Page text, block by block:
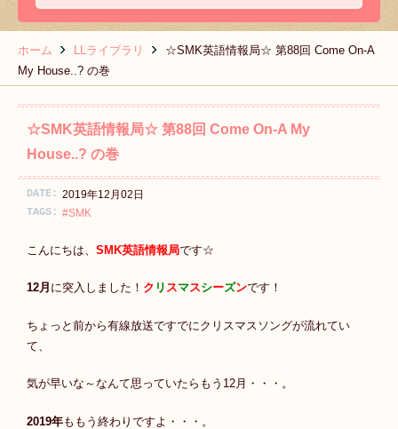
ホーム LLライブラリ
☆SMK英語情報局☆ 第88回 Come On-A
My House..? の巻
☆SMK英語情報局☆ 第88回 Come On-A My
House..? の巻
DATE: 2019年12月02日
TAGS: #SMK
こんにちは、 SMK英語情報局です☆
12月 に突入しました！ ク リ スマスシーズンです！
ちょっと前から有線放送ですでにクリスマスソングが流れてい
て、
気が早いな～なんて思っていたらもう12月・・・。
2019年ももう終わりですよ・・・。